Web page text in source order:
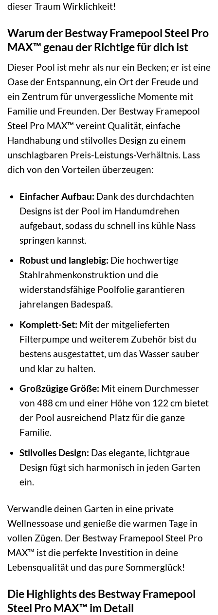
dieser Traum Wirklichkeit!
Warum der Bestway Framepool Steel Pro
MAX™ genau der Richtige für dich ist
Dieser Pool ist mehr als nur ein Becken; er ist eine
Oase der Entspannung, ein Ort der Freude und
ein Zentrum für unvergessliche Momente mit
Familie und Freunden. Der Bestway Framepool
Steel Pro MAX™ vereint Qualität, einfache
Handhabung und stilvolles Design zu einem
unschlagbaren Preis-Leistungs-Verhältnis. Lass
dich von den Vorteilen überzeugen:
Einfacher Aufbau: Dank des durchdachten
Designs ist der Pool im Handumdrehen
aufgebaut, sodass du schnell ins kühle Nass
springen kannst.
Robust und langlebig: Die hochwertige
Stahlrahmenkonstruktion und die
widerstandsfähige Poolfolie garantieren
jahrelangen Badespaß.
Komplett-Set: Mit der mitgelieferten
Filterpumpe und weiterem Zubehör bist du
bestens ausgestattet, um das Wasser sauber
und klar zu halten.
Großzügige Größe: Mit einem Durchmesser
von 488 cm und einer Höhe von 122 cm bietet
der Pool ausreichend Platz für die ganze
Familie.
Stilvolles Design: Das elegante, lichtgraue
Design fügt sich harmonisch in jeden Garten
ein.
Verwandle deinen Garten in eine private
Wellnessoase und genieße die warmen Tage in
vollen Zügen. Der Bestway Framepool Steel Pro
MAX™ ist die perfekte Investition in deine
Lebensqualität und das pure Sommerglück!
Die Highlights des Bestway Framepool
Steel Pro MAX™ im Detail